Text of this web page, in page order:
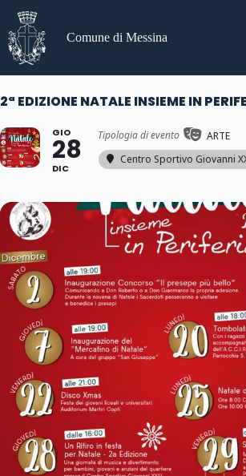
contenuto
Comune di Messina
2ª EDIZIONE NATALE INSIEME IN
GIO
28
DIC
Tipologia di evento
ARTE
Centro Sportivo Giovanni